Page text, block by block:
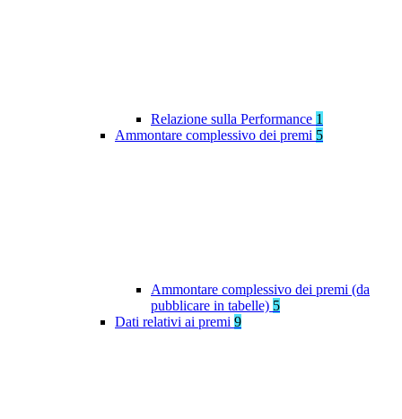
Relazione sulla Performance 1
Ammontare complessivo dei premi 5
Ammontare complessivo dei premi (da
pubblicare in tabelle) 5
Dati relativi ai premi 9